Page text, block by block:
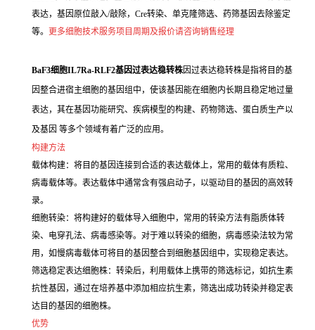
表达，基因原位敲入/敲除，Cre转染、单克隆筛选、药筛基因去除鉴定
等。 更多细胞技术服务项目周期及报价请咨询销售经理
BaF3细胞IL7Ra-RLF2基因过表达稳转株因过表达稳转株是指将目的基
因整合进宿主细胞的基因组中，使该基因能在细胞内长期且稳定地过量
表达，其在基因功能研究、疾病模型的构建、药物筛选、蛋白质生产以
及基因 等多个领域有着广泛的应用。
构建方法
载体构建：将目的基因连接到合适的表达载体上，常用的载体有质粒、
病毒载体等。表达载体中通常含有强启动子，以驱动目的基因的高效转
录。
细胞转染：将构建好的载体导入细胞中，常用的转染方法有脂质体转
染、电穿孔法、病毒感染等。对于难以转染的细胞，病毒感染法较为常
用，如慢病毒载体可将目的基因整合到细胞基因组中，实现稳定表达。
筛选稳定表达细胞株：转染后，利用载体上携带的筛选标记，如抗生素
抗性基因，通过在培养基中添加相应抗生素，筛选出成功转染并稳定表
达目的基因的细胞株。
优势